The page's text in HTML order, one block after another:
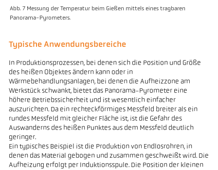
Abb. 7 Messung der Temperatur beim Gießen mittels eines tragbaren
Panorama-Pyrometers.
Typische Anwendungsbereiche
In Produktionsprozessen, bei denen sich die Position und Größe
des heißen Objektes ändern kann oder in
Wärmebehandlungsanlagen, bei denen die Aufheizzone am
Werkstück schwankt, bietet das Panorama-Pyrometer eine
höhere Betriebssicherheit und ist wesentlich einfacher
auszurichten. Da ein rechteckförmiges Messfeld breiter als ein
rundes Messfeld mit gleicher Fläche ist, ist die Gefahr des
Auswanderns des heißen Punktes aus dem Messfeld deutlich
geringer.
Ein typisches Beispiel ist die Produktion von Endlosrohren, in
denen das Material gebogen und zusammen geschweißt wird. Die
Aufheizung erfolgt per Induktionsspule. Die Position der kleinen